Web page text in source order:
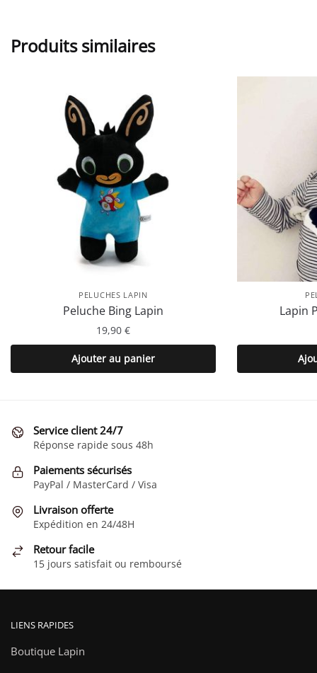
Produits similaires
PELUCHES LAPIN
Peluche Bing Lapin
19,90 €
Ajouter au panier
Lapin
Service client 24/7
Réponse rapide sous 48h
Paiements sécurisés
PayPal / MasterCard / Visa
Livraison offerte
Expédition en 24/48H
Retour facile
15 jours satisfait ou remboursé
LIENS RAPIDES
Boutique Lapin